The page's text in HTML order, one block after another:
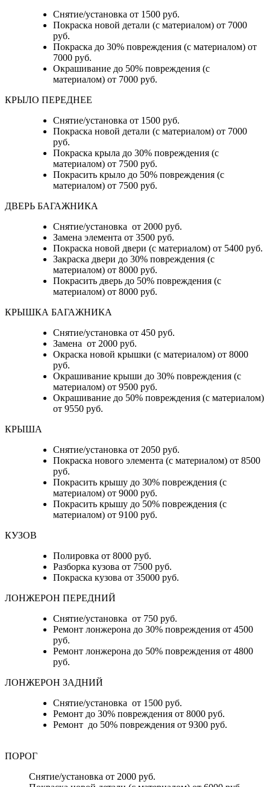
Снятие/установка от 1500 руб.
Покраска новой детали (с материалом) от 7000
руб.
Покраска до 30% повреждения (с материалом) от
7000 руб.
Окрашивание до 50% повреждения (с
материалом) от 7000 руб.
КРЫЛО ПЕРЕДНЕЕ
Снятие/установка от 1500 руб.
Покраска новой детали (с материалом) от 7000
руб.
Покраска крыла до 30% повреждения (с
материалом) от 7500 руб.
Покрасить крыло до 50% повреждения (с
материалом) от 7500 руб.
ДВЕРЬ БАГАЖНИКА
Снятие/установка от 2000 руб.
Замена элемента от 3500 руб.
Покраска новой двери (с материалом) от 5400 руб.
Закраска двери до 30% повреждения (с
материалом) от 8000 руб.
Покрасить дверь до 50% повреждения (с
материалом) от 8000 руб.
КРЫШКА БАГАЖНИКА
Снятие/установка от 450 руб.
Замена от 2000 руб.
Окраска новой крышки (с материалом) от 8000
руб.
Окрашивание крыши до 30% повреждения (с
материалом) от 9500 руб.
Окрашивание до 50% повреждения (с материалом)
от 9550 руб.
КРЫША
Снятие/установка от 2050 руб.
Покраска нового элемента (с материалом) от 8500
руб.
Покрасить крышу до 30% повреждения (с
материалом) от 9000 руб.
Покрасить крышу до 50% повреждения (с
материалом) от 9100 руб.
КУЗОВ
Полировка от 8000 руб.
Разборка кузова от 7500 руб.
Покраска кузова от 35000 руб.
ЛОНЖЕРОН ПЕРЕДНИЙ
Снятие/установка от 750 руб.
Ремонт лонжерона до 30% повреждения от 4500
руб.
Ремонт лонжерона до 50% повреждения от 4800
руб.
ЛОНЖЕРОН ЗАДНИЙ
Снятие/установка от 1500 руб.
Ремонт до 30% повреждения от 8000 руб.
Ремонт до 50% повреждения от 9300 руб.
ПОРОГ
Снятие/установка от 2000 руб.